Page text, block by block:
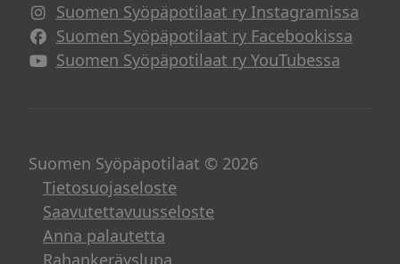
Suomen Syöpäpotilaat ry Instagramissa
Suomen Syöpäpotilaat ry Facebookissa
Suomen Syöpäpotilaat ry YouTubessa
Suomen Syöpäpotilaat © 2026
Tietosuojaseloste
Saavutettavuusseloste
Anna palautetta
Rahankeräyslupa